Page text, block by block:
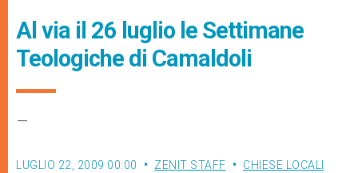
Al via il 26 luglio le Settimane
Teologiche di Camaldoli
–
LUGLIO 22, 2009 00:00 ZENIT STAFF CHIESE LOCALI